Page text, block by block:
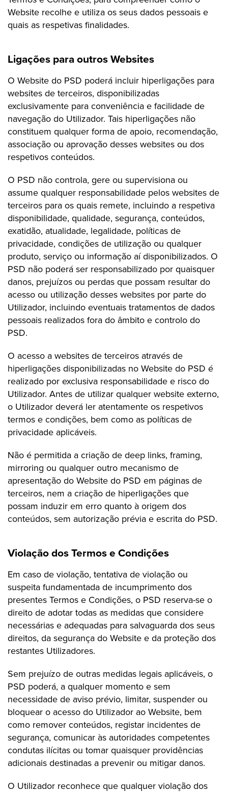
Website recolhe e utiliza os seus dados pessoais e
quais as respetivas finalidades.
Ligações para outros Websites
O Website do PSD poderá incluir hiperligações para
websites de terceiros, disponibilizadas
exclusivamente para conveniência e facilidade de
navegação do Utilizador. Tais hiperligações não
constituem qualquer forma de apoio, recomendação,
associação ou aprovação desses websites ou dos
respetivos conteúdos.
O PSD não controla, gere ou supervisiona ou
assume qualquer responsabilidade pelos websites de
terceiros para os quais remete, incluindo a respetiva
disponibilidade, qualidade, segurança, conteúdos,
exatidão, atualidade, legalidade, políticas de
privacidade, condições de utilização ou qualquer
produto, serviço ou informação aí disponibilizados. O
PSD não poderá ser responsabilizado por quaisquer
danos, prejuízos ou perdas que possam resultar do
acesso ou utilização desses websites por parte do
Utilizador, incluindo eventuais tratamentos de dados
pessoais realizados fora do âmbito e controlo do
PSD.
O acesso a websites de terceiros através de
hiperligações disponibilizadas no Website do PSD é
realizado por exclusiva responsabilidade e risco do
Utilizador. Antes de utilizar qualquer website externo,
o Utilizador deverá ler atentamente os respetivos
termos e condições, bem como as políticas de
privacidade aplicáveis.
Não é permitida a criação de deep links, framing,
mirroring ou qualquer outro mecanismo de
apresentação do Website do PSD em páginas de
terceiros, nem a criação de hiperligações que
possam induzir em erro quanto à origem dos
conteúdos, sem autorização prévia e escrita do PSD.
Violação dos Termos e Condições
Em caso de violação, tentativa de violação ou
suspeita fundamentada de incumprimento dos
presentes Termos e Condições, o PSD reserva-se o
direito de adotar todas as medidas que considere
necessárias e adequadas para salvaguarda dos seus
direitos, da segurança do Website e da proteção dos
restantes Utilizadores.
Sem prejuízo de outras medidas legais aplicáveis, o
PSD poderá, a qualquer momento e sem
necessidade de aviso prévio, limitar, suspender ou
bloquear o acesso do Utilizador ao Website, bem
como remover conteúdos, registar incidentes de
segurança, comunicar às autoridades competentes
condutas ilícitas ou tomar quaisquer providências
adicionais destinadas a prevenir ou mitigar danos.
O Utilizador reconhece que qualquer violação dos